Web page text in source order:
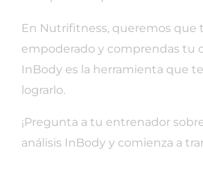
En Nutrifitness, queremos que
empoderado y comprendas tu
InBody es la herramienta que
lograrlo.
¡Pregunta a tu entrenador
análisis InBody y comienza a